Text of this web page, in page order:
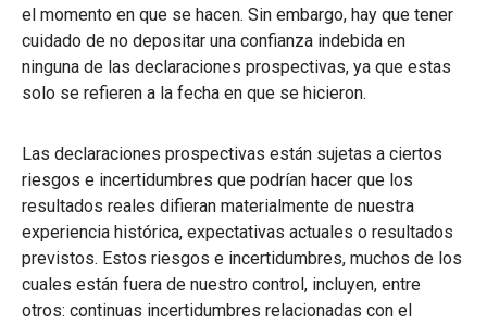
el momento en que se hacen. Sin embargo, hay que tener
cuidado de no depositar una confianza indebida en
ninguna de las declaraciones prospectivas, ya que estas
solo se refieren a la fecha en que se hicieron.
Las declaraciones prospectivas están sujetas a ciertos
riesgos e incertidumbres que podrían hacer que los
resultados reales difieran materialmente de nuestra
experiencia histórica, expectativas actuales o resultados
previstos. Estos riesgos e incertidumbres, muchos de los
cuales están fuera de nuestro control, incluyen, entre
otros: continuas incertidumbres relacionadas con el